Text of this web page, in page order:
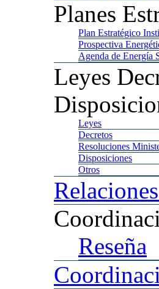
Planes
Plan Estratégico
Prospectiva
Agenda de Energía
Leyes
Leyes
Decretos
Resoluciones
Disposiciones
Otros
Relaciones
Reseña